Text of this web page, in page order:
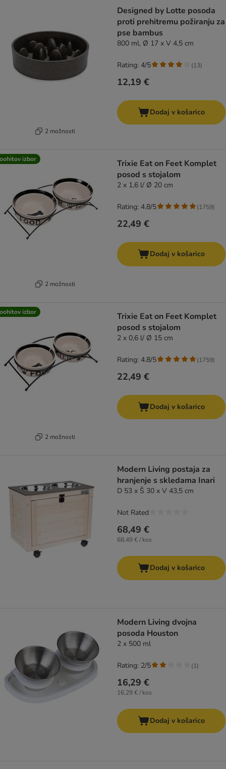
2 možnosti
Designed by Lotte posoda
proti prehitremu požiranju za
pse bambus
800 ml, Ø 17 x V 4,5 cm
12,19 €
Rating: 4/5 (13)
Dodaj v košarico
izbor
2 možnosti
Trixie Eat on Feet Komplet
posod s stojalom
2 x 1,6 l/ Ø 20 cm
22,49 €
Rating: 4.8/5 (1759)
Dodaj v košarico
izbor
2 možnosti
Trixie Eat on Feet Komplet
posod s stojalom
2 x 0,6 l/ Ø 15 cm
22,49 €
Rating: 4.8/5 (1759)
Dodaj v košarico
Modern Living postaja za
hranjenje s skledama Inari
D 53 x Š 30 x V 43,5 cm
68,49 €
68,49 € / kos
Not Rated
Dodaj v košarico
Modern Living dvojna
posoda Houston
2 x 500 ml
16,29 €
16,29 € / kos
Rating: 2/5 (1)
Dodaj v košarico